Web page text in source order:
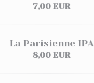
7,00 EUR
La Parisienne IPA
8,00 EUR